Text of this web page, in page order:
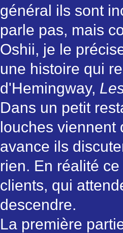
général ils sont
parle pas, mais
Oshii, je le
une histoire qui
d'Hemingway,
Dans un petit
louches viennent
avance ils
rien. En réalité
clients, qui
descendre.
La première